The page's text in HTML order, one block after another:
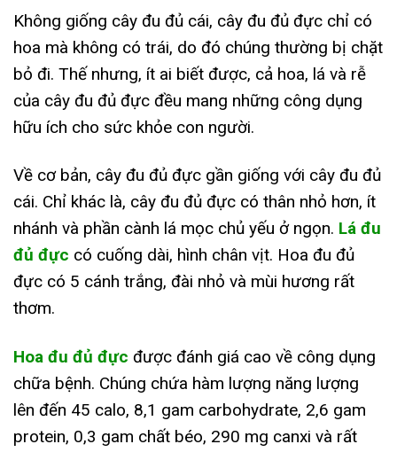
Không giống cây đu đủ cái, cây đu đủ đực chỉ có
hoa mà không có trái, do đó chúng thường bị chặt
bỏ đi. Thế nhưng, ít ai biết được, cả hoa, lá và rễ
của cây đu đủ đực đều mang những công dụng
hữu ích cho sức khỏe con người.
Về cơ bản, cây đu đủ đực gần giống với cây đu đủ
cái. Chỉ khác là, cây đu đủ đực có thân nhỏ hơn, ít
nhánh và phần cành lá mọc chủ yếu ở ngọn. Lá đu
đủ đực có cuống dài, hình chân vịt. Hoa đu đủ
đực có 5 cánh trắng, đài nhỏ và mùi hương rất
thơm.
Hoa đu đủ đực được đánh giá cao về công dụng
chữa bệnh. Chúng chứa hàm lượng năng lượng
lên đến 45 calo, 8,1 gam carbohydrate, 2,6 gam
protein, 0,3 gam chất béo, 290 mg canxi và rất